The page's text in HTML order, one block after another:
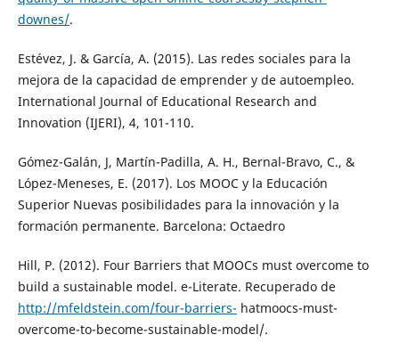
downes/.
Estévez, J. & García, A. (2015). Las redes sociales para la
mejora de la capacidad de emprender y de autoempleo.
International Journal of Educational Research and
Innovation (IJERI), 4, 101-110.
Gómez-Galán, J, Martín-Padilla, A. H., Bernal-Bravo, C., &
López-Meneses, E. (2017). Los MOOC y la Educación
Superior Nuevas posibilidades para la innovación y la
formación permanente. Barcelona: Octaedro
Hill, P. (2012). Four Barriers that MOOCs must overcome to
build a sustainable model. e-Literate. Recuperado de
http://mfeldstein.com/four-barriers- hatmoocs-must-
overcome-to-become-sustainable-model/.